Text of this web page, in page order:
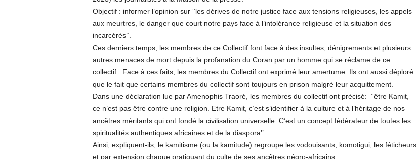
Objectif : informer l’opinion sur ‘‘les dérives de notre justice face aux tensions religieuses, les appels
aux meurtres, le danger que court notre pays face à l’intolérance religieuse et la situation des
incarcérés’’.
Ces derniers temps, les membres de ce Collectif font face à des insultes, dénigrements et plusieurs
autres menaces de mort depuis la profanation du Coran par un homme qui se réclame de ce
collectif. Face à ces faits, les membres du Collectif ont exprimé leur amertume. Ils ont aussi déploré
que le fait que certains membres du collectif sont toujours en prison malgré leur acquittement.
Dans une déclaration lue par Amenophis Traoré, les membres du collectif ont précisé: ‘‘être Kamit,
ce n’est pas être contre une religion. Etre Kamit, c’est s’identifier à la culture et à l’héritage de nos
ancêtres méritants qui ont fondé la civilisation universelle. C’est un concept fédérateur de toutes les
spiritualités authentiques africaines et de la diaspora’’.
Ainsi, expliquent-ils, le kamitisme (ou la kamitude) regroupe les vodouisants, komotigui, les féticheurs
et par extension chaque pratiquant du culte de ses ancêtres négro-africains.